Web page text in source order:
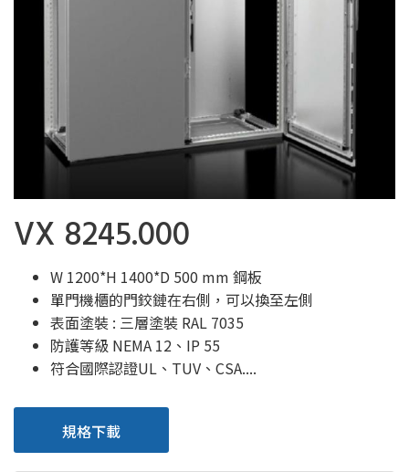
VX 8245.000
W 1200*H 1400*D 500 mm 鋼板
單門機櫃的門鉸鏈在右側，可以換至左側
表面塗裝 : 三層塗裝 RAL 7035
防護等級 NEMA 12、IP 55
符合國際認證UL、TUV、CSA....
規格下載